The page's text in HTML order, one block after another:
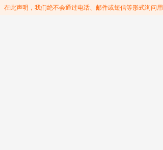
此声明，我们绝不会通过电话、邮件或短信等形式询问